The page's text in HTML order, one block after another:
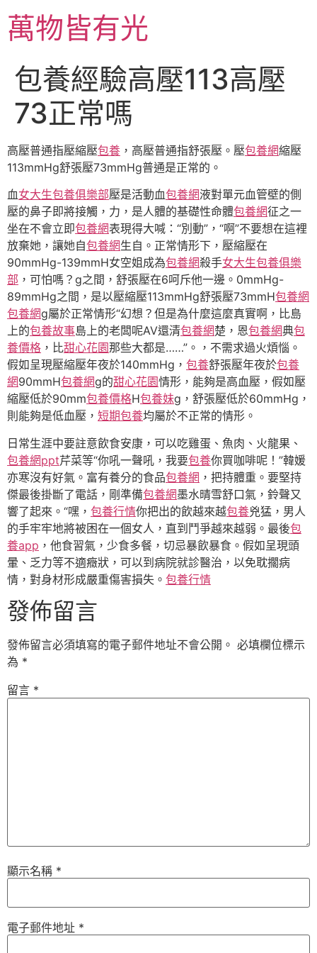
主萬物皆有光
包養經驗高壓113高壓
73正常嗎
高壓普通指壓縮壓包養 ，高壓普通指舒張壓。壓包養網縮壓
113mmHg舒張壓73mmHg普通是正常的。
血女大生包養俱樂部壓是活動血包養網液對單元血管壁的側
壓的鼻子即將接觸，力，是人體的基礎性命體包養網征之一
坐在不會立即包養網表現得大喊：“別動”，“啊”不要想在這裡
放棄她，讓她自包養網生自。正常情形下，壓縮壓在
90mmHg-139mmH女空姐成為包養網殺手女大生包養俱樂
部 ，可怕嗎？g之間，舒張壓在6呵斥他一邊。0mmHg-
89mmHg之間，是以壓縮壓113mmHg舒張壓73mmH包養網
包養網g屬於正常情形“幻想？但是為什麼這麼真實啊，比島
上的包養故事島上的老闆呢AV還清包養網楚，恩包養網典包
養價格 ，比甜心花園那些大都是……”。，不需求過火煩惱。
假如呈現壓縮壓年夜於140mmHg， 包養舒張壓年夜於包養
網90mmH包養網g的甜心花園情形，能夠是高血壓，假如壓
縮壓低於90mm包養價格H包養妹g，舒張壓低於60mmHg，
則能夠是低血壓， 短期包養均屬於不正常的情形。
日常生涯中要註意飲食安康，可以吃雞蛋、魚肉、火龍果、
包養網ppt芹菜等“你吼一聲吼，我要包養你買咖啡呢！”韓媛
亦寒沒有好氣。富有養分的食品包養網 ，把持體重。要堅持
傑最後掛斷了電話，剛準備包養網墨水晴雪舒口氣，鈴聲又
響了起來。“嘿， 包養行情你把出的飲越來越包養兇猛，男人
的手牢牢地將被困在一個女人，直到鬥爭越來越弱。最後包
養app ，他食習氣，少食多餐，切忌暴飲暴食。假如呈現頭
暈、乏力等不適癥狀，可以到病院就診醫治，以免耽擱病
情，對身材形成嚴重傷害損失。 包養行情
發佈留言
發佈留言必須填寫的電子郵件地址不會公開。 必填欄位標示
為 *
留言 *
顯示名稱 *
電子郵件地址 *